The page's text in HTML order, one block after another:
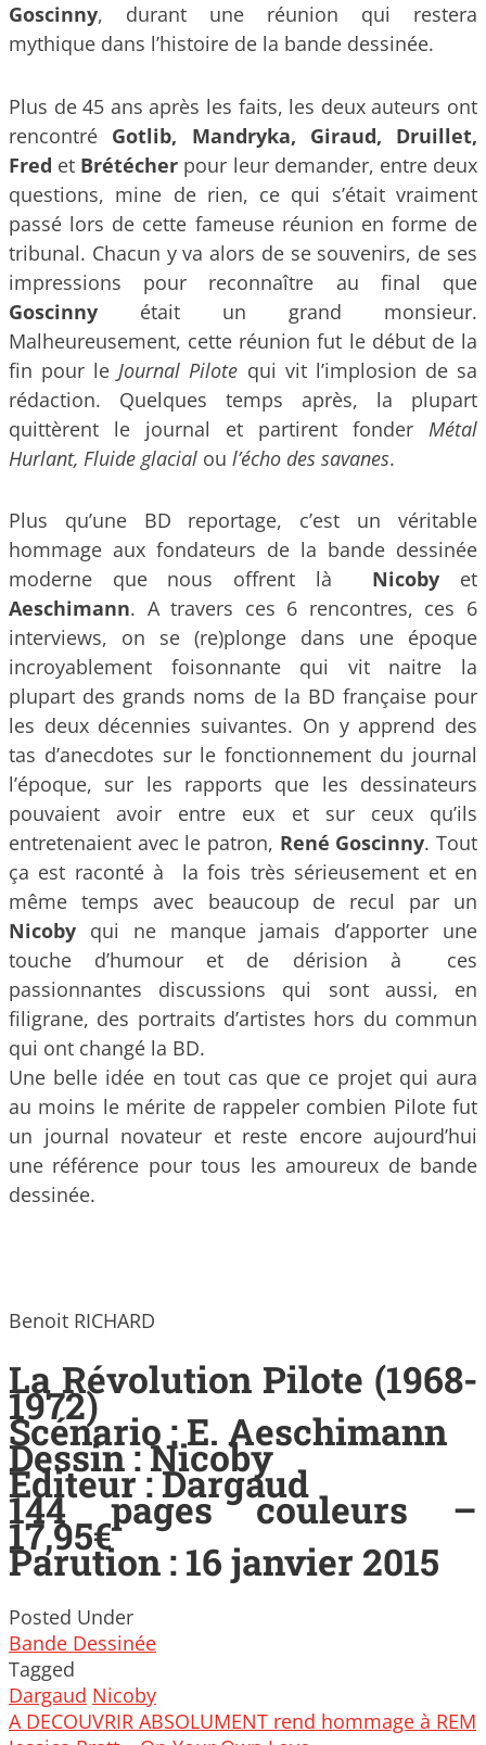
Goscinny, durant une réunion qui restera
mythique dans l’histoire de la bande dessinée.
Plus de 45 ans après les faits, les deux auteurs ont
rencontré Gotlib, Mandryka, Giraud, Druillet,
Fred et Brétécher pour leur demander, entre deux
questions, mine de rien, ce qui s’était vraiment
passé lors de cette fameuse réunion en forme de
tribunal. Chacun y va alors de se souvenirs, de ses
impressions pour reconnaître au final que
Goscinny était un grand monsieur.
Malheureusement, cette réunion fut le début de la
fin pour leJournal Pilote qui vit l’implosion de sa
rédaction. Quelques temps après, la plupart
quittèrent le journal et partirent fonder Métal
Hurlant, Fluide glacial ou l’écho des savanes.
Plus qu’une BD reportage, c’est un véritable
hommage aux fondateurs de la bande dessinée
moderne que nous offrent là Nicoby et
Aeschimann. A travers ces 6 rencontres, ces 6
interviews, on se (re)plonge dans une époque
incroyablement foisonnante qui vit naitre la
plupart des grands noms de la BD française pour
les deux décennies suivantes. On y apprend des
tas d’anecdotes sur le fonctionnement du journal
l’époque, sur les rapports que les dessinateurs
pouvaient avoir entre eux et sur ceux qu’ils
entretenaient avec le patron, René Goscinny. Tout
ça est raconté à la fois très sérieusement et en
même temps avec beaucoup de recul par un
Nicoby qui ne manque jamais d’apporter une
touche d’humour et de dérision à ces
passionnantes discussions qui sont aussi, en
filigrane, des portraits d’artistes hors du commun
qui ont changé la BD.
Une belle idée en tout cas que ce projet qui aura
au moins le mérite de rappeler combien Pilote fut
un journal novateur et reste encore aujourd’hui
une référence pour tous les amoureux de bande
dessinée.
Benoit RICHARD
La Révolution Pilote (1968-
1972)
Scénario : E. Aeschimann
Dessin : Nicoby
Editeur : Dargaud
144 pages couleurs –
17,95€
Parution : 16 janvier 2015
Posted Under
Bande Dessinée
Tagged
Dargaud Nicoby
Post
A DECOUVRIR ABSOLUMENT rend hommage à REM